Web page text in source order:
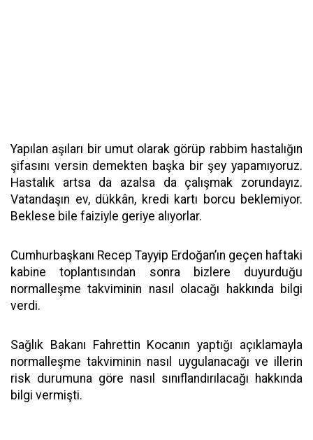
Yapılan aşıları bir umut olarak görüp rabbim hastalığın
şifasını versin demekten başka bir şey yapamıyoruz.
Hastalık artsa da azalsa da çalışmak zorundayız.
Vatandaşın ev, dükkân, kredi kartı borcu beklemiyor.
Beklese bile faiziyle geriye alıyorlar.
Cumhurbaşkanı Recep Tayyip Erdoğan’ın geçen haftaki
kabine toplantısından sonra bizlere duyurduğu
normalleşme takviminin nasıl olacağı hakkında bilgi
verdi.
Sağlık Bakanı Fahrettin Kocanın yaptığı açıklamayla
normalleşme takviminin nasıl uygulanacağı ve illerin
risk durumuna göre nasıl sınıflandırılacağı hakkında
bilgi vermişti.